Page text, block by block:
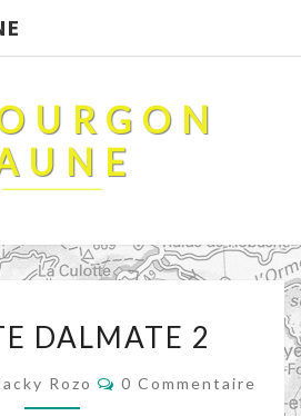
CÔTE
2
DALMATE 2
Rozo Commentaires
0 Commentaire